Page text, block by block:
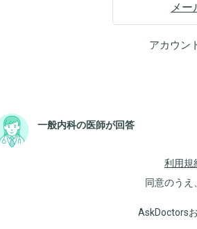
メー
アカウン
一般内科の医師が回答
利用規
同意のうえ
AskDoctors